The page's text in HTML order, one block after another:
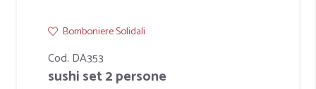
Bomboniere Solidali
Cod. DA353
sushi set 2 persone